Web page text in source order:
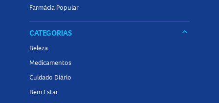
Farmácia Popular
CATEGORIAS keyboard_arrow_down
Beleza
Medicamentos
Cuidado Diário
Bem Estar